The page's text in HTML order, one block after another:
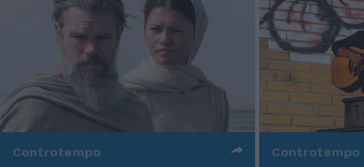
Controtempo Controtempo